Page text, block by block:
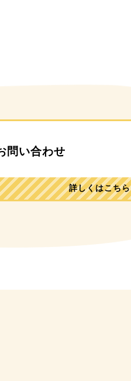
問い合わせ
詳しくはこちら